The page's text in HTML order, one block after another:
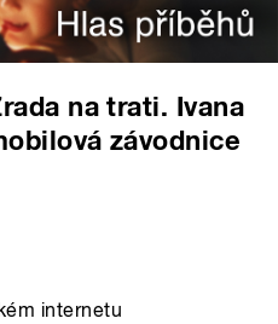
na trati. Ivana
závodnice
internetu